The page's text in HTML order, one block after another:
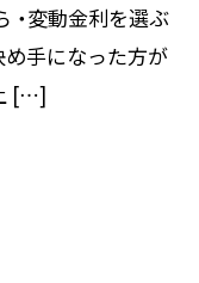
・変動金利を選ぶ
手になった方が
[…]